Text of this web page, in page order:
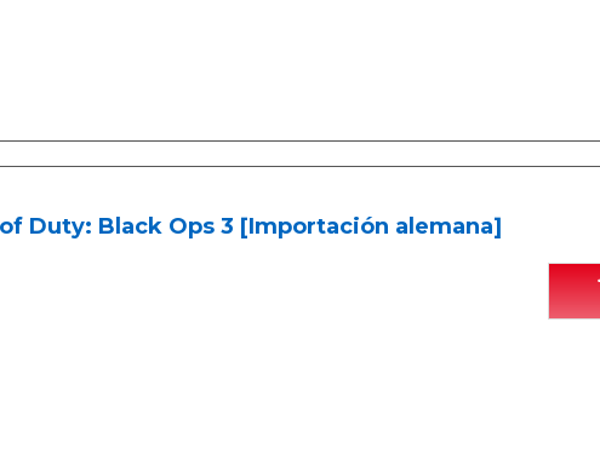
Duty: Black Ops 3 [Importación alemana]